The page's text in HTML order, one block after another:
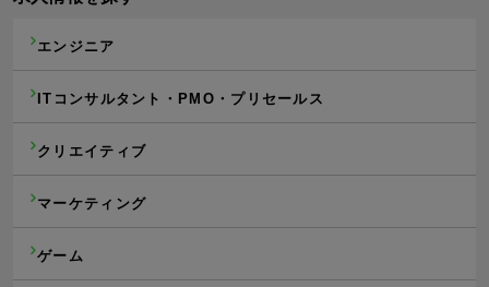
エンジニア
ITコンサルタント・PMO・プリセールス
クリエイティブ
マーケティング
ゲーム